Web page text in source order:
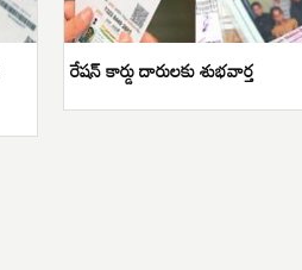
రేషన్ కార్డు దారులకు శుభవార్త